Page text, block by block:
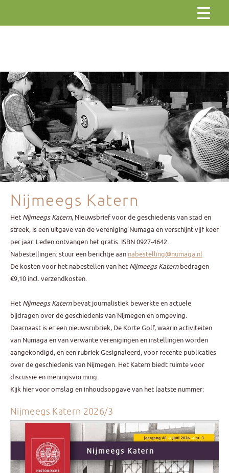
Nijmeegs Katern
Het Nijmeegs Katern, Nieuwsbrief voor de geschiedenis van stad en
streek, is een uitgave van de vereniging Numaga en verschijnt vijf keer
per jaar. Leden ontvangen het gratis. ISBN 0927-4642.
Nabestellingen: stuur een berichtje aan nabestelling@numaga.nl
De kosten voor het nabestellen van het Nijmeegs Katernbedragen
€9,10 incl. verzendkosten.
Het Nijmeegs Katernbevat journalistiek bewerkte en actuele
bijdragen over de geschiedenis van Nijmegen en omgeving.
Daarnaast is er een nieuwsrubriek, De Korte Golf, waarin activiteiten
van Numaga en van verwante verenigingen en instellingen worden
aangekondigd, en een rubriek Gesignaleerd, voor recente publicaties
over de geschiedenis van Nijmegen. Het Katern biedt ruimte voor
discussie en meningsvorming.
Kijk hier voor omslag en inhoudsopgave van het laatste nummer:
Nijmeegs Katern 2026/3